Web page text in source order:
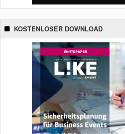
KOSTENLOSER DOWNLOAD